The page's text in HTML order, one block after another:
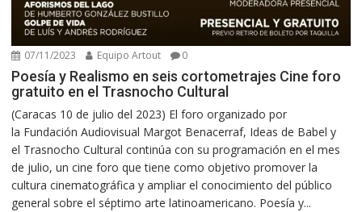
07/11/2023 Equipo Artout 0
Poesía y Realismo en seis cortometrajes Cine foro
gratuito en el Trasnocho Cultural
(Caracas 10 de julio del 2023) El foro organizado por
la Fundación Audiovisual Margot Benacerraf, Ideas de Babel y
el Trasnocho Cultural continúa con su programación en el mes
de julio, un cine foro que tiene como objetivo promover la
cultura cinematográfica y ampliar el conocimiento del público
general sobre el séptimo arte latinoamericano. Poesía y...